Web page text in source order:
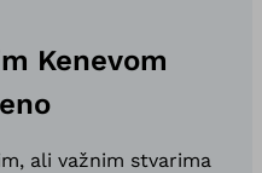
Kenevom
ali važnim stvarima